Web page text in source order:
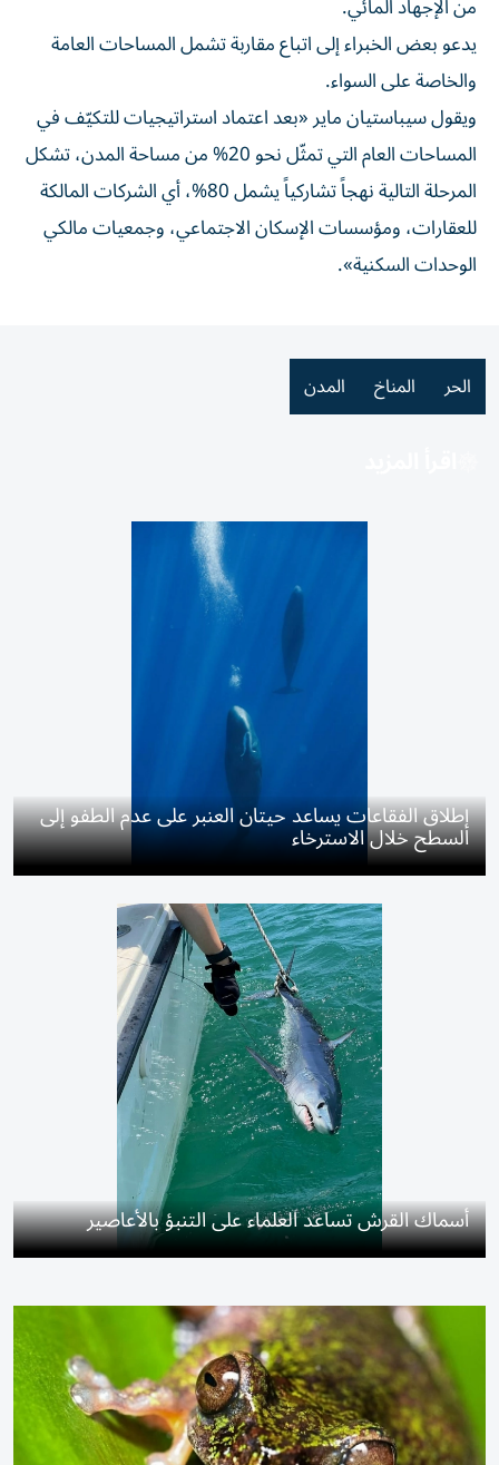
يدعو بعض الخبراء إلى اتباع مقاربة تشمل المساحات العامة
والخاصة على السواء.
ويقول سيباستيان ماير «بعد اعتماد استراتيجيات للتكيّف في
المساحات العام التي تمثّل نحو 20% من مساحة المدن، تشكل
المرحلة التالية نهجاً تشاركياً يشمل 80%، أي الشركات المالكة
للعقارات، ومؤسسات الإسكان الاجتماعي، وجمعيات مالكي
الوحدات السكنية».
الحر المناخ المدن
إطلاق الفقاعات يساعد حيتان العنبر على عدم الطفو إلى
السطح خلال الاسترخاء
أسماك القرش تساعد العلماء على التنبؤ بالأعاصير